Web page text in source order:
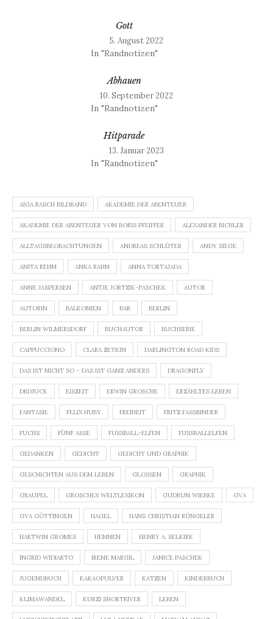
Gott
5. August 2022
In "Randnotizen"
Abhauen
10. September 2022
In "Randnotizen"
Hitparade
13. Januar 2023
In "Randnotizen"
AIGA RASCH BILDBAND AKADEMIE DER ABENTEUER
AKADEMIE DER ABENTEUER VON BORIS PFEIFFER ALEXANDER BICHLER
ALLTAGSBEOBACHTUNGEN ANDREAS SCHLÜTER ANDY SIEGE
ANITA REHM ANKA RAHN ANNA TORTAJADA
ANNE JASPERSEN ANTJE JORTZIK-PASCHEK AUTOR
AUTORIN BALKONIEN BAR BERLIN
BERLIN WILMERSDORF BUCHAUTOR BUCHSERIE
CAPPUCCIONO CLARA ZETKIN DARLINGTON ROAD KIDS
DAS IST NICHT SO – DAS IST GANZ ANDERS DRAGONFLY
DRDJUCK EISZEIT ERWIN GROSCHE ERZÄHLTES LEBEN
FANTASIE FELIX HUBY FREIHEIT FRITZ FASSBINDER
FUCHS FÜNF ASSE FUSSBALL-ELFEN FUSSBALLELFEN
GEDANKEN GEDICHT GEDICHT UND GRAPHIK
GESCHICHTEN AUS DEM LEBEN GLOSSEN GRAPHIK
GRAUPEL GROSCHES WELTLEXIKON GUDRUN WIEBKE GVA
GVA GÖTTINGEN HAGEL HANS CHRISTIAN RÜNGELER
HARTWIN GROMES HENNEN HENRY A. SELKIRK
INGRID WIDIARTO IRENE MARGIL JANICE PASCHEK
JUGENDBUCH KAKAOPULVER KATZEN KINDERBUCH
KLIMAWANDEL KURZI SHORTRIVER LEBEN